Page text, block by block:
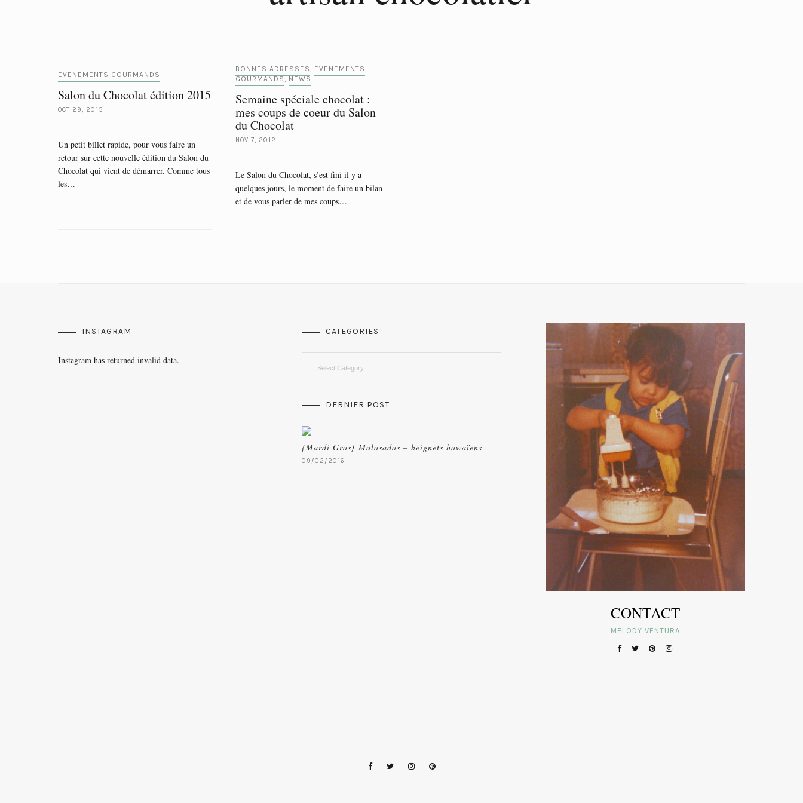
EVENEMENTS GOURMANDS
Salon du Chocolat édition 2015
OCT 29, 2015
Un petit billet rapide, pour vous faire un
retour sur cette nouvelle édition du Salon du
Chocolat qui vient de démarrer. Comme tous
les…
BONNES ADRESSES, EVENEMENTS
GOURMANDS, NEWS
Semaine spéciale chocolat :
mes coups de coeur du Salon
du Chocolat
NOV 7, 2012
Le Salon du Chocolat, s’est fini il y a
quelques jours, le moment de faire un bilan
et de vous parler de mes coups…
INSTAGRAM
Instagram has returned invalid data.
CATEGORIES
DERNIER POST
{Mardi Gras} Malasadas – beignets hawaïens
09/02/2016
CONTACT
MELODY VENTURA